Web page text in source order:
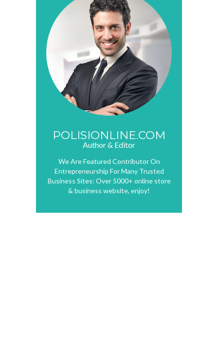
POLISIONLINE.COM
Author & Editor
We Are Featured Contributor On
Entrepreneurship For Many Trusted
Business Sites: Over 5000+ online store
& business website, enjoy!